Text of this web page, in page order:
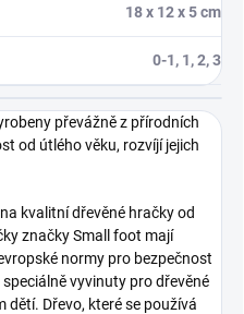
18 x 12 x 5 cm
0-1, 1, 2, 3
převážně z přírodních
od útlého věku, rozvíjí jejich
kvalitní dřevěné hračky od
značky Small foot mají
normy pro bezpečnost
vyvinuty pro dřevěné
dětí. Dřevo, které se používá